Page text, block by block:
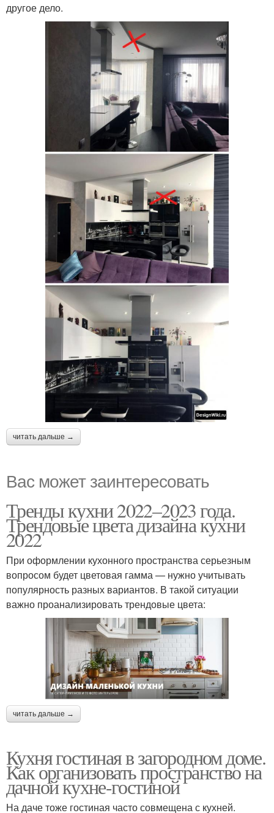
другое дело.
читать дальше →
Вас может заинтересовать
Тренды кухни 2022–2023 года.
Трендовые цвета дизайна кухни
2022
При оформлении кухонного пространства серьезным
вопросом будет цветовая гамма — нужно учитывать
популярность разных вариантов. В такой ситуации
важно проанализировать трендовые цвета:
читать дальше →
Кухня гостиная в загородном доме.
Как организовать пространство на
дачной кухне-гостиной
На даче тоже гостиная часто совмещена с кухней.